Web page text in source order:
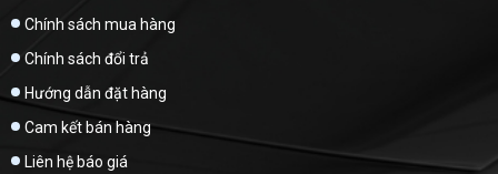
Chính sách mua hàng
Chính sách đổi trả
Hướng dẫn đặt hàng
Cam kết bán hàng
Liên hệ báo giá